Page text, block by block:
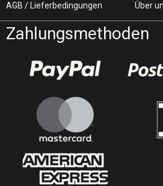
AGB / Lieferbedingungen Über
Zahlungsmethoden